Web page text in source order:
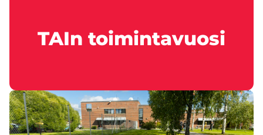
TAIn toimintavuosi